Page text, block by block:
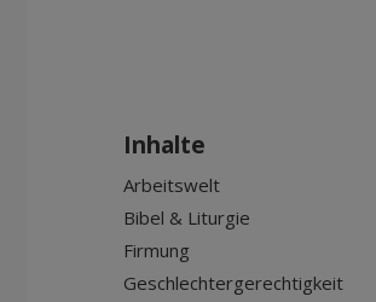
Inhalte
Arbeitswelt
Bibel & Liturgie
Firmung
Geschlechtergerechtigkeit